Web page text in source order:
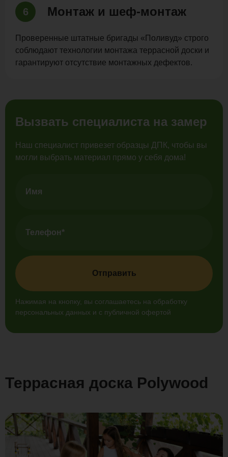
6 Монтаж и шеф-монтаж
Проверенные штатные бригады «Поливуд» строго
соблюдают технологии монтажа террасной доски и
гарантируют отсутствие монтажных дефектов.
Вызвать специалиста на замер
Наш специалист привезет образцы ДПК, чтобы вы
могли выбрать материал прямо у себя дома!
Отправить
Нажимая на кнопку, вы соглашаетесь на обработку
персональных данных и с публичной офертой
Террасная доска Polywood